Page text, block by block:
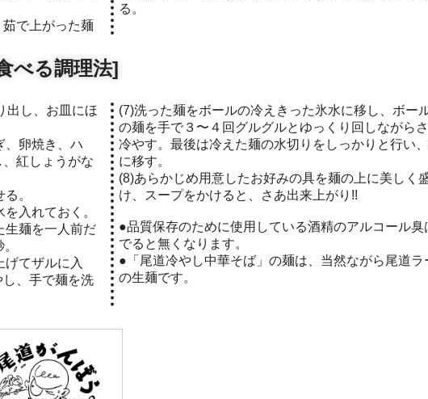
で上がった麺
る。
べる調理法]
、卵焼き、ハ
紅しょうがな
。
入れておく。
生麺を一人前だ
げてザルに入
、手で麺を洗
(7)洗った麺をボールの冷えきった氷水に移し、ボー
の麺を手で３〜４回グルグルとゆっくり回しながら
冷やす。最後は冷えた麺の水切りをしっかりと行い
に移す。
(8)あらかじめ用意したお好みの具を麺の上に美しく
け、スープをかけると、さあ出来上がり!!
●品質保存のために使用している酒精のアルコール臭
でると無くなります。
●「尾道冷やし中華そば」の麺は、当然ながら尾道ラ
の生麺です。